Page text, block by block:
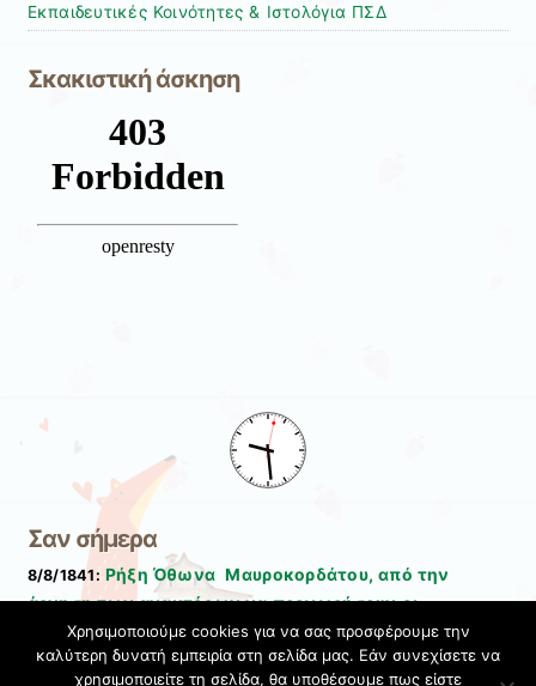
Εκπαιδευτικές Κοινότητες & Ιστολόγια ΠΣΔ
Σκακιστική άσκηση
Σαν σήμερα
8/8/1841: Ρήξη Όθωνα  Μαυροκορδάτου, από την
άρνηση των ανακτόρων να προχωρήσουν οι
μεταρρυθμίσεις στην Ελλάδα.
-Σχετικές αναρτήσεις
Χρησιμοποιούμε cookies για να σας προσφέρουμε την
καλύτερη δυνατή εμπειρία στη σελίδα μας. Εάν συνεχίσετε να
χρησιμοποιείτε τη σελίδα, θα υποθέσουμε πως είστε